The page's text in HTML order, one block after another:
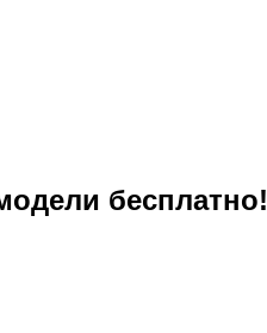
бесплатно!